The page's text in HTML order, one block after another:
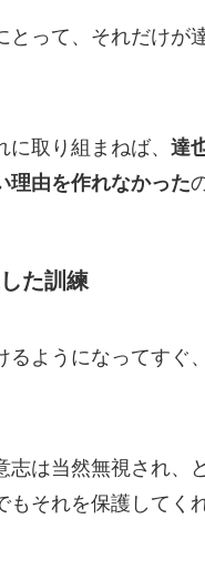
とって、それだけが
に取り組まねば、達
理由を作れなかった
た訓練
るようになってすぐ
志は当然無視され、
もそれを保護してく